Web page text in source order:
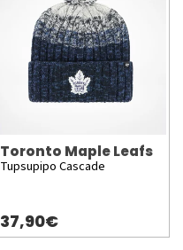
Toronto Maple Leafs
Tupsupipo Cascade
37,90€